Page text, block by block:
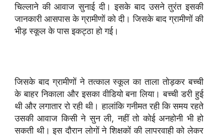
चिल्लाने की आवाज सुनाई दी। इसके बाद उसने तुरंत इसकी
जानकारी आसपास के ग्रामीणों को दी। जिसके बाद ग्रामीणों की
भीड़ स्कूल के पास इकट्ठा हो गई।
जिसके बाद ग्रामीणों ने तत्काल स्कूल का ताला तोड़कर बच्ची
के बाहर निकाला और इसका वीडियो बना लिया। बच्ची डरी हुई
थी और लगातार रो रही थी। हालांकि गनीमत रही कि समय रहते
उसकी आवाज किसी ने सुन ली, नहीं तो कोई अनहोनी भी हो
सकती थी। इस दौरान लोगों ने शिक्षकों की लापरवाही को लेकर